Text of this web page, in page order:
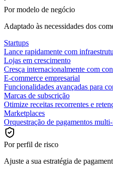
Por modelo de negócio
Adaptado às necessidades dos
Startups
Lance rapidamente com
Lojas em crescimento
Cresça internacionalmente com
E-commerce empresarial
Funcionalidades avançadas para
Marcas de subscrição
Otimize receitas recorrentes e
Marketplaces
Orquestração de pagamentos
Por perfil de risco
Ajuste a sua estratégia de